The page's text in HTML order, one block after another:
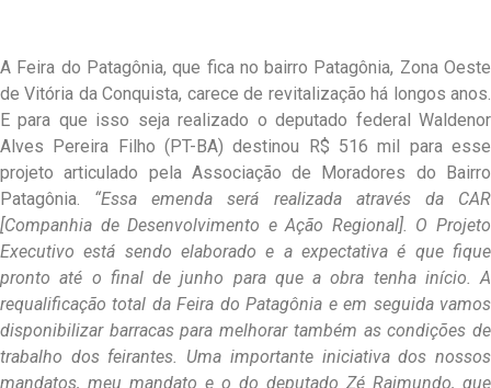
A Feira do Patagônia, que fica no bairro Patagônia, Zona Oeste
de Vitória da Conquista, carece de revitalização há longos anos.
E para que isso seja realizado o deputado federal Waldenor
Alves Pereira Filho (PT-BA) destinou R$ 516 mil para esse
projeto articulado pela Associação de Moradores do Bairro
Patagônia. “Essa emenda será realizada através da CAR
[Companhia de Desenvolvimento e Ação Regional]. O Projeto
Executivo está sendo elaborado e a expectativa é que fique
pronto até o final de junho para que a obra tenha início. A
requalificação total da Feira do Patagônia e em seguida vamos
disponibilizar barracas para melhorar também as condições de
trabalho dos feirantes. Uma importante iniciativa dos nossos
mandatos, meu mandato e o do deputado Zé Raimundo, que